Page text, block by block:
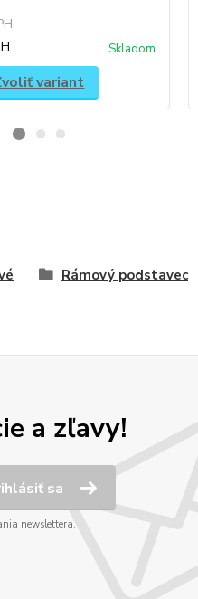
Skladom
variant
Rámový podstavec
a zľavy!
sa
newslettera.